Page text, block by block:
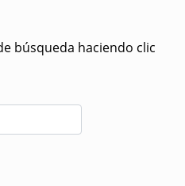
búsqueda haciendo clic